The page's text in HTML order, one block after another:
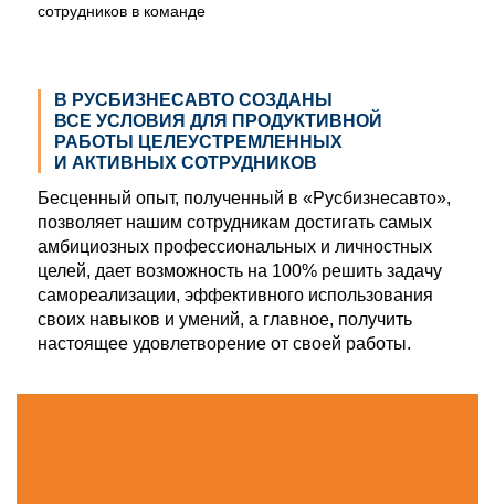
сотрудников в команде
В РУСБИЗНЕСАВТО СОЗДАНЫ
ВСЕ УСЛОВИЯ ДЛЯ ПРОДУКТИВНОЙ
РАБОТЫ ЦЕЛЕУСТРЕМЛЕННЫХ
И АКТИВНЫХ СОТРУДНИКОВ
Бесценный опыт, полученный в «Русбизнесавто»,
позволяет нашим сотрудникам достигать самых
амбициозных профессиональных и личностных
целей, дает возможность на 100% решить задачу
самореализации, эффективного использования
своих навыков и умений, а главное, получить
настоящее удовлетворение от своей работы.